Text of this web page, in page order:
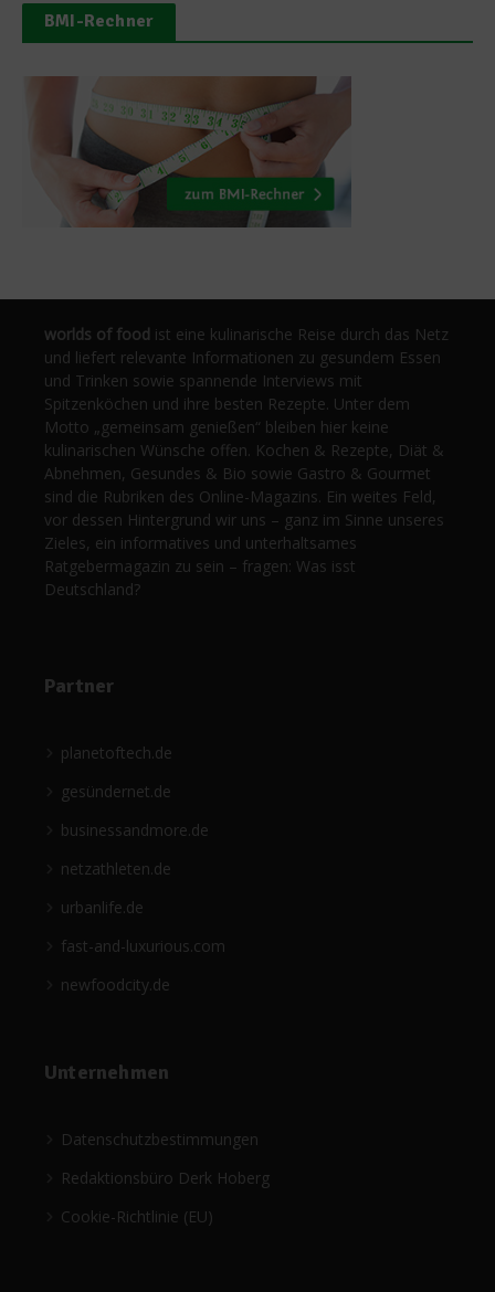
BMI-Rechner
worlds of food ist eine kulinarische Reise durch das Netz
und liefert relevante Informationen zu gesundem Essen
und Trinken sowie spannende Interviews mit
Spitzenköchen und ihre besten Rezepte. Unter dem
Motto „gemeinsam genießen“ bleiben hier keine
kulinarischen Wünsche offen. Kochen & Rezepte, Diät &
Abnehmen, Gesundes & Bio sowie Gastro & Gourmet
sind die Rubriken des Online-Magazins. Ein weites Feld,
vor dessen Hintergrund wir uns – ganz im Sinne unseres
Zieles, ein informatives und unterhaltsames
Ratgebermagazin zu sein – fragen: Was isst
Deutschland?
Partner
planetoftech.de
gesündernet.de
businessandmore.de
netzathleten.de
urbanlife.de
fast-and-luxurious.com
newfoodcity.de
Unternehmen
Datenschutzbestimmungen
Redaktionsbüro Derk Hoberg
Cookie-Richtlinie (EU)